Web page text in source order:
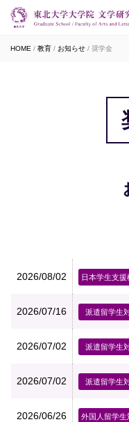
HOME 教育 お知らせ 奨学金
2026/08/02 日本学生支援
2026/07/16 派遣留学生
2026/07/02 派遣留学生
2026/07/02 派遣留学生
2026/06/26 外国人留学生